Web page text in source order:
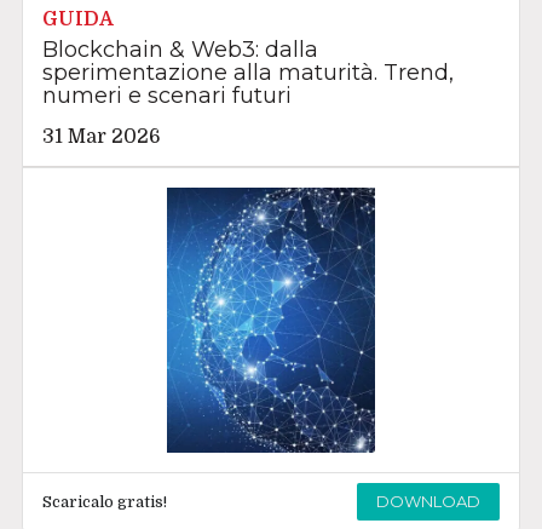
GUIDA
Blockchain & Web3: dalla
sperimentazione alla maturità. Trend,
numeri e scenari futuri
31 Mar 2026
Scaricalo gratis! DOWNLOAD